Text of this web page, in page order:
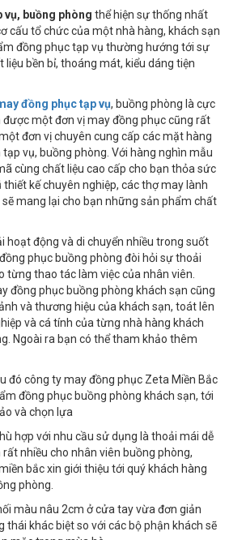
vụ, buồng phòng thể hiện sự thống nhất
cấu tổ chức của một nhà hàng, khách sạn
đồng phục tạp vụ thường hướng tới sự
liệu bền bỉ, thoáng mát, kiểu dáng tiện
đồng phục tạp vụ, buồng phòng là cực
được một đơn vị may đồng phục cũng rất
đơn vị chuyên cung cấp các mặt hàng
vụ, buồng phòng. Với hàng nghìn mẫu
cùng chất liệu cao cấp cho bạn thỏa sức
thiết kế chuyên nghiệp, các thợ may lành
mang lại cho bạn những sản phẩm chất
hoạt động và di chuyển nhiều trong suốt
phục buồng phòng đòi hỏi sự thoải
từng thao tác làm việc của nhân viên.
đồng phục buồng phòng khách sạn cũng
và thương hiệu của khách sạn, toát lên
và cá tính của từng nhà hàng khách
Ngoài ra bạn có thể tham khảo thêm
đó công ty may đồng phục Zeta Miền Bắc
đồng phục buồng phòng khách sạn, tới
và chọn lựa
hợp với nhu cầu sử dụng là thoải mái dễ
nhiều cho nhân viên buồng phòng,
bắc xin giới thiệu tới quý khách hàng
phòng.
màu nâu 2cm ở cửa tay vừa đơn giản
khác biệt so với các bộ phận khách sẽ